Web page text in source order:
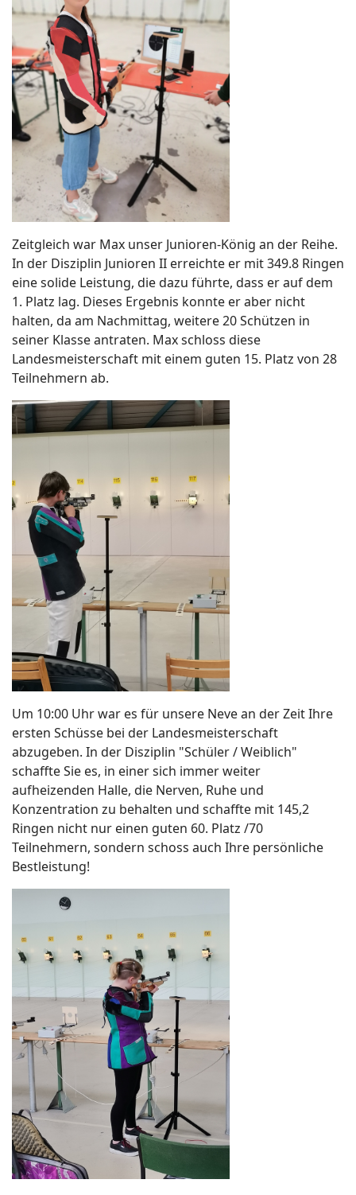
Zeitgleich war Max unser Junioren-König an der Reihe.
In der Disziplin Junioren II erreichte er mit 349.8 Ringen
eine solide Leistung, die dazu führte, dass er auf dem
1. Platz lag. Dieses Ergebnis konnte er aber nicht
halten, da am Nachmittag, weitere 20 Schützen in
seiner Klasse antraten. Max schloss diese
Landesmeisterschaft mit einem guten 15. Platz von 28
Teilnehmern ab.
Um 10:00 Uhr war es für unsere Neve an der Zeit Ihre
ersten Schüsse bei der Landesmeisterschaft
abzugeben. In der Disziplin "Schüler / Weiblich"
schaffte Sie es, in einer sich immer weiter
aufheizenden Halle, die Nerven, Ruhe und
Konzentration zu behalten und schaffte mit 145,2
Ringen nicht nur einen guten 60. Platz /70
Teilnehmern, sondern schoss auch Ihre persönliche
Bestleistung!